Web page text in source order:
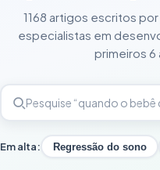
1168 artigos escritos
especialistas em
primeiros 6
Em alta: Regressão do sono